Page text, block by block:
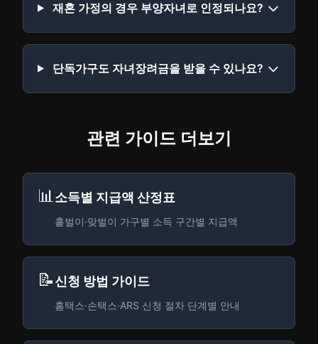
재혼 가정의 경우 부양자녀로 인정되나요?
단독가구도 자녀장려금을 받을 수 있나요?
관련 가이드 더보기
📊소득별 지급액 산정표
홑벌이·맞벌이 가구별 소득 구간별 지급액
📝신청 방법 가이드
홈택스·손택스·ARS 신청 절차 단계별 안내